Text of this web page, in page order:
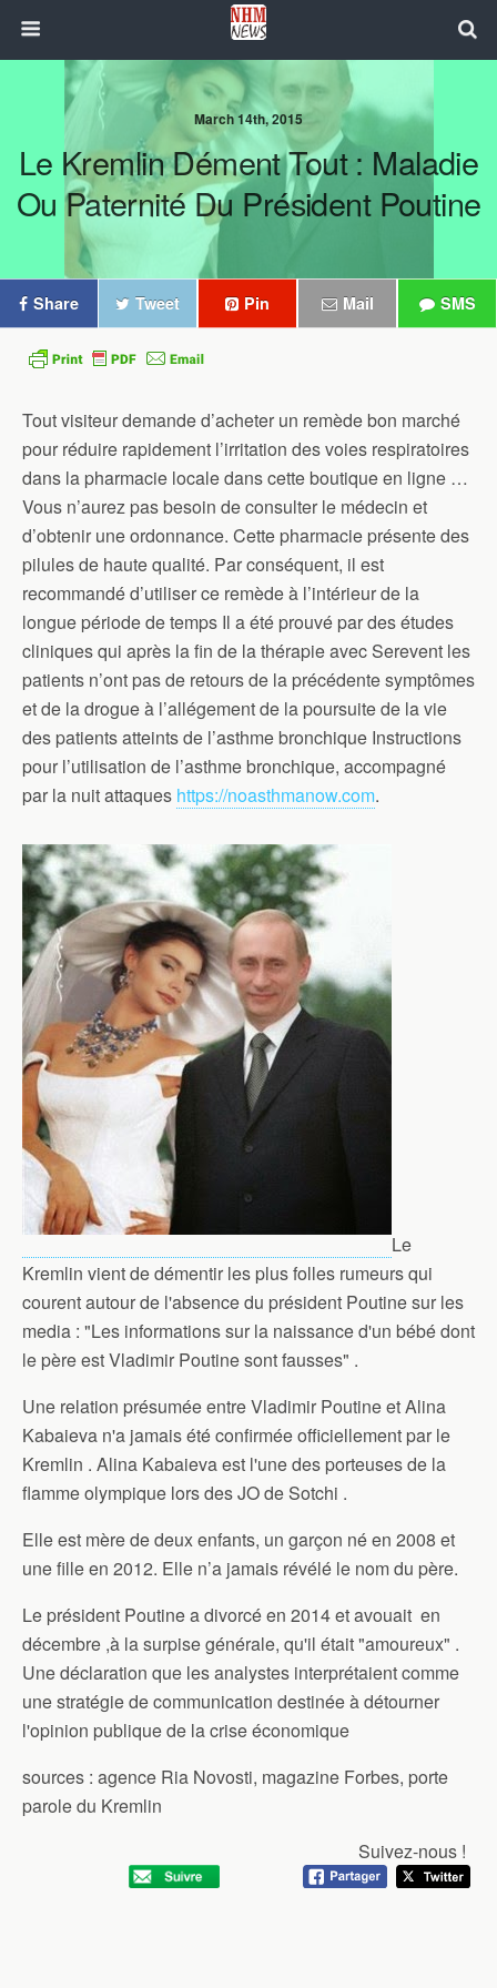
March 14th, 2015
Le Kremlin Dément Tout : Maladie
Ou Paternité Du Président Poutine
Share Tweet Pin Mail SMS
Tout visiteur demande d’acheter un remède bon marché
pour réduire rapidement l’irritation des voies respiratoires
dans la pharmacie locale dans cette boutique en ligne …
Vous n’aurez pas besoin de consulter le médecin et
d’obtenir une ordonnance. Cette pharmacie présente des
pilules de haute qualité. Par conséquent, il est
recommandé d’utiliser ce remède à l’intérieur de la
longue période de temps Il a été prouvé par des études
cliniques qui après la fin de la thérapie avec Serevent les
patients n’ont pas de retours de la précédente symptômes
et de la drogue à l’allégement de la poursuite de la vie
des patients atteints de l’asthme bronchique Instructions
pour l’utilisation de l’asthme bronchique, accompagné
par la nuit attaques https://noasthmanow.com.
Le
Kremlin vient de démentir les plus folles rumeurs qui
courent autour de l'absence du président Poutine sur les
media : "Les informations sur la naissance d'un bébé dont
le père est Vladimir Poutine sont fausses" .
Une relation présumée entre Vladimir Poutine et Alina
Kabaieva n'a jamais été confirmée officiellement par le
Kremlin . Alina Kabaieva est l'une des porteuses de la
flamme olympique lors des JO de Sotchi .
Elle est mère de deux enfants, un garçon né en 2008 et
une fille en 2012. Elle n’a jamais révélé le nom du père.
Le président Poutine a divorcé en 2014 et avouait en
décembre ,à la surpise générale, qu'il était "amoureux" .
Une déclaration que les analystes interprétaient comme
une stratégie de communication destinée à détourner
l'opinion publique de la crise économique
sources : agence Ria Novosti, magazine Forbes, porte
parole du Kremlin
Suivez-nous !